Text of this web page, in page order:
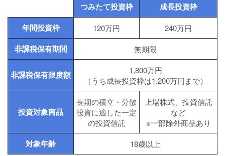
つみたて投資枠
成長投資枠
年間投資枠
120万円 240万円
非課税保有期間 無期限
非課税保有限度額
1,800万円
（うち成長投資枠は1,200万円まで）
投資対象商品
長期の積立・分散
投資に適した一定
の投資信託
上場株式、投資信託
など
※一部除外商品あり
対象年齢 18歳以上